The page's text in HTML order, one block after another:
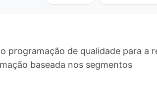
programação de qualidade para a
baseada nos segmentos